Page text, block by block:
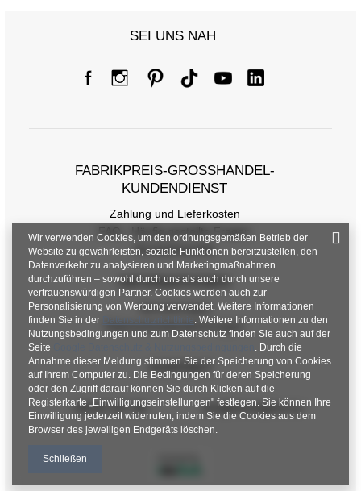
[A] Brustumfang
[C] Hüftumfang
[D] Gesamtlänge 56
[E] Ärmellänge 58
SEI UNS NAH
FABRIKPREIS-GROSSHANDEL-K
UNDENDIENST
Zahlung und Lieferkosten
FAQ - Häufig gestellte Fragen
Rückgabepolitik
INFORMATIONEN
Verordnungen
Datenschutzbestimmungen
KONTAKT
+48 601 547 740 hurt@factoryprice.eu
Wir verwenden Cookies, um den ordnungsgemäßen Betrieb der
Website zu gewährleisten, soziale Funktionen bereitzustellen, den
Datenverkehr zu analysieren und Marketingmaßnahmen
durchzuführen – sowohl durch uns als auch durch unsere
vertrauenswürdigen Partner. Cookies werden auch zur
Personalisierung von Werbung verwendet. Weitere Informationen
finden Sie in der
Datenschutzrichtlinie. Weitere Informationen zu den
Nutzungsbedingungen und zum Datenschutz finden Sie auch auf der
Seite
. Durch die
Annahme dieser Meldung stimmen Sie der Speicherung von Cookies
auf Ihrem Computer zu. Die Bedingungen für deren Speicherung
oder den Zugriff darauf können Sie durch Klicken auf die
Registerkarte „Einwilligungseinstellungen" festlegen. Sie können Ihre
Einwilligung jederzeit widerrufen, indem Sie die Cookies aus dem
Browser des jeweiligen Endgeräts löschen.
Schließen